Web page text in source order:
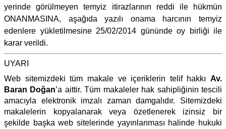
yerinde görülmeyen temyiz itirazlarının reddi ile hükmün
ONANMASINA, aşağıda yazılı onama harcının temyiz
edenlere yükletilmesine 25/02/2014 gününde oy birliği ile
karar verildi.
UYARI
Web sitemizdeki tüm makale ve içeriklerin telif hakkı Av.
Baran Doğan’a aittir. Tüm makaleler hak sahipliğinin tescili
amacıyla elektronik imzalı zaman damgalıdır. Sitemizdeki
makalelerin kopyalanarak veya özetlenerek izinsiz bir
şekilde başka web sitelerinde yayınlanması halinde hukuki